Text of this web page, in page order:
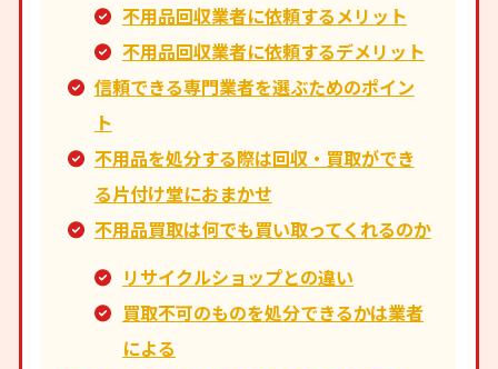
不用品回収業者に依頼するメリット
不用品回収業者に依頼するデメリット
信頼できる専門業者を選ぶためのポイン
ト
不用品を処分する際は回収・買取ができ
る片付け堂におまかせ
不用品買取は何でも買い取ってくれるのか
リサイクルショップとの違い
買取不可のものを処分できるかは業者
による